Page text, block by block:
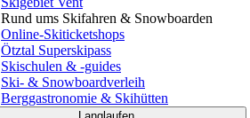
Rund ums Skifahren & Snowboarden
Online-Skiticketshops
Ötztal Superskipass
Skischulen & -guides
Ski- & Snowboardverleih
Berggastronomie & Skihütten